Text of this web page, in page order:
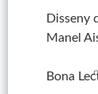
Disseny
Manel
Bona